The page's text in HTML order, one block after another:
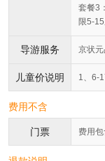
套餐3
限5-
导游服务 京状
儿童价说明 1、6-
费用不含
门票 费用包